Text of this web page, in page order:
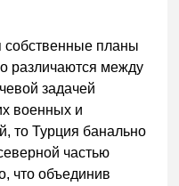
планы
различаются между
задачей
военных и
то Турция банально
частью
что объединив